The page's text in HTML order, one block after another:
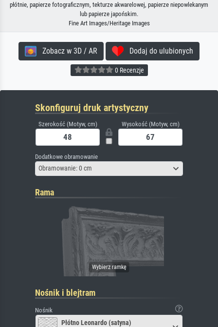
płótnie, papierze fotograficznym, tekturze akwarelowej, papierze niepowlekanym
lub papierze japońskim.
Fine Art Images/Heritage Images
Zobacz w 3D / AR Dodaj do ulubionych
0 Recenzje
Skonfiguruj druk artystyczny
Szerokość (Motyw, cm) Wysokość (Motyw, cm)
Dodatkowe obramowanie
Obramowanie: 0 cm
Rama
Nośnik i blejtram
Nośnik
Płótno Leonardo (satyna)